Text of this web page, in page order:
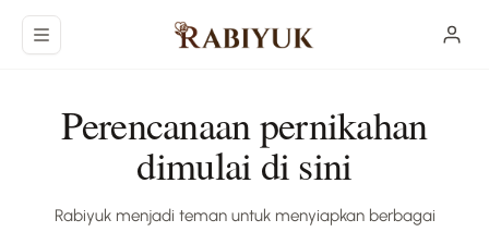
Langsung ke konten utama
Perencanaan pernikahan
dimulai di sini
Rabiyuk menjadi teman untuk menyiapkan berbagai